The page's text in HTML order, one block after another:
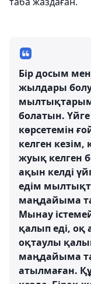
Бір досым
жылдары болу
мылтықтарым
болатын.
көрсетемін
келген
жуық келген
ақын келді
едім
маңдайыма
Мынау
қалып еді, оқ
оқтаулы
маңдайыма
атылмаған.